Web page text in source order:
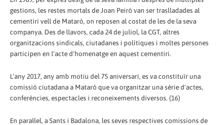
gestions, les restes mortals de Joan Peiró van ser traslladades al
cementiri vell de Mataró, on reposen al costat de les de la seva
companya. Des de llavors, cada 24 de juliol, la CGT, altres
organitzacions sindicals, ciutadanes i polítiques i moltes persones
participen en l'acte d'homenatge en aquest cementiri.
L'any 2017, any amb motiu del 75 aniversari, es va constituïr una
comissió ciutadana a Mataró que va organitzar una sèrie d'actes,
conferències, espectacles i reconeixements diversos. (16)
En paral·lel, a Sants i Badalona, les seves respectives comissions de